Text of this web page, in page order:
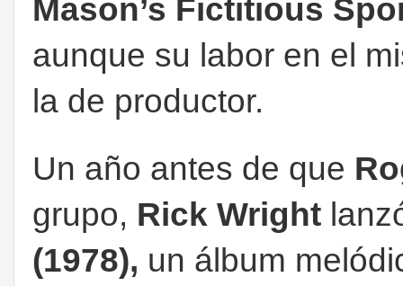
Mason’s Fictitious
aunque su labor en el
la de productor.
Un año antes de que
grupo, Rick Wright
(1978), un álbum